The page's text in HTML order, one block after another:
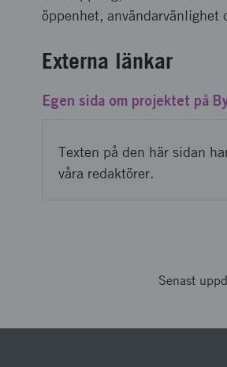
öppenhet,
Externa länkar
Egen sida om projektet på
Texten på den här sidan
våra redaktörer.
Senast